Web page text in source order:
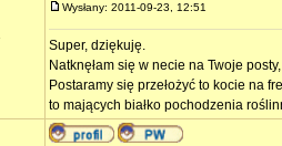
Wysłany: 2011-09-23, 12:51
Super, dziękuję.
Natknęłam się w necie na Twoje
Postaramy się przełożyć to kocie na
to mających białko pochodzenia